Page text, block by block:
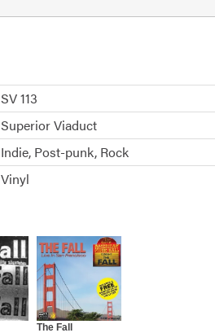
SV 113
Superior Viaduct
Indie Post-punk Rock
Vinyl
The Fall